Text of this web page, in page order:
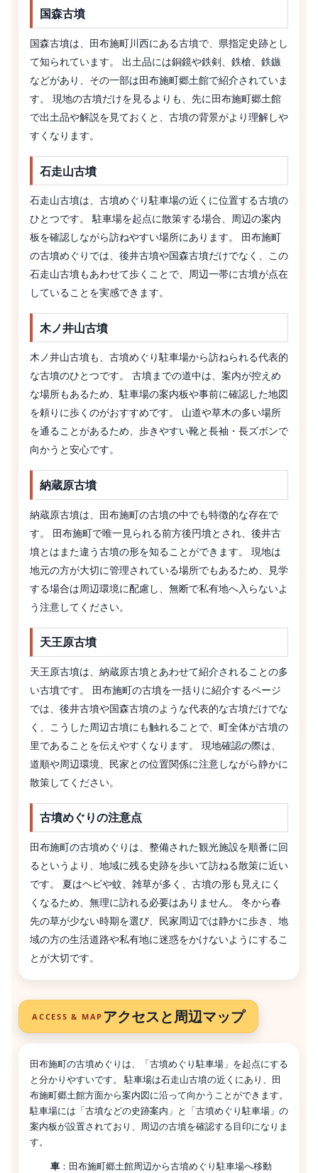
国森古墳
国森古墳は、田布施町川西にある古墳で、県指定史跡とし
て知られています。 出土品には銅鏡や鉄剣、鉄槍、鉄鏃
などがあり、その一部は田布施町郷土館で紹介されていま
す。 現地の古墳だけを見るよりも、先に田布施町郷土館
で出土品や解説を見ておくと、古墳の背景がより理解しや
すくなります。
石走山古墳
石走山古墳は、古墳めぐり駐車場の近くに位置する古墳の
ひとつです。 駐車場を起点に散策する場合、周辺の案内
板を確認しながら訪ねやすい場所にあります。 田布施町
の古墳めぐりでは、後井古墳や国森古墳だけでなく、この
石走山古墳もあわせて歩くことで、周辺一帯に古墳が点在
していることを実感できます。
木ノ井山古墳
木ノ井山古墳も、古墳めぐり駐車場から訪ねられる代表的
な古墳のひとつです。 古墳までの道中は、案内が控えめ
な場所もあるため、駐車場の案内板や事前に確認した地図
を頼りに歩くのがおすすめです。 山道や草木の多い場所
を通ることがあるため、歩きやすい靴と長袖・長ズボンで
向かうと安心です。
納蔵原古墳
納蔵原古墳は、田布施町の古墳の中でも特徴的な存在で
す。 田布施町で唯一見られる前方後円墳とされ、後井古
墳とはまた違う古墳の形を知ることができます。 現地は
地元の方が大切に管理されている場所でもあるため、見学
する場合は周辺環境に配慮し、無断で私有地へ入らないよ
う注意してください。
天王原古墳
天王原古墳は、納蔵原古墳とあわせて紹介されることの多
い古墳です。 田布施町の古墳を一括りに紹介するページ
では、後井古墳や国森古墳のような代表的な古墳だけでな
く、こうした周辺古墳にも触れることで、町全体が古墳の
里であることを伝えやすくなります。 現地確認の際は、
道順や周辺環境、民家との位置関係に注意しながら静かに
散策してください。
古墳めぐりの注意点
田布施町の古墳めぐりは、整備された観光施設を順番に回
るというより、地域に残る史跡を歩いて訪ねる散策に近い
です。 夏はヘビや蚊、雑草が多く、古墳の形も見えにく
くなるため、無理に訪れる必要はありません。 冬から春
先の草が少ない時期を選び、民家周辺では静かに歩き、地
域の方の生活道路や私有地に迷惑をかけないようにするこ
とが大切です。
ACCESS & MAP アクセスと周辺マップ
田布施町の古墳めぐりは、「古墳めぐり駐車場」を起点にする
と分かりやすいです。 駐車場は石走山古墳の近くにあり、田
布施町郷土館方面から案内図に沿って向かうことができます。
駐車場には「古墳などの史跡案内」と「古墳めぐり駐車場」の
案内板が設置されており、周辺の古墳を確認する目印になりま
す。
車：田布施町郷土館周辺から古墳めぐり駐車場へ移動